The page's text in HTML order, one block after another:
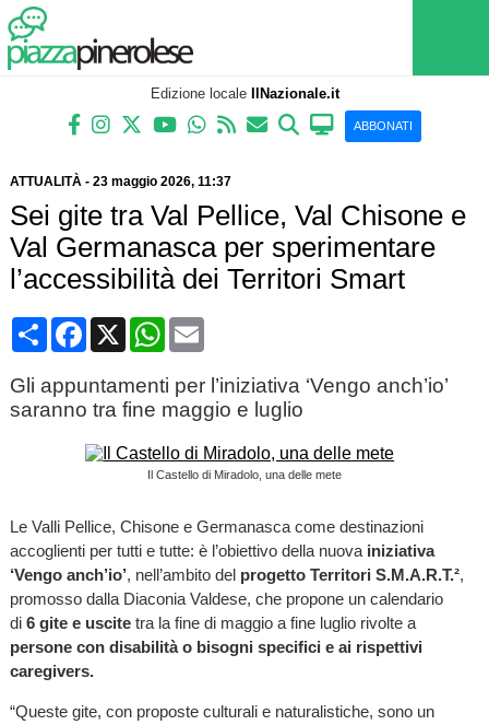
Edizione locale IlNazionale.it
ABBONATI
ATTUALITÀ- 23 maggio 2026, 11:37
Sei gite tra Val Pellice, Val Chisone e
Val Germanasca per sperimentare
l’accessibilità dei Territori Smart
CondividiFacebook
X WhatsApp
Email
Gli appuntamenti per l’iniziativa ‘Vengo anch’io’
saranno tra fine maggio e luglio
Il Castello di Miradolo, una delle mete
Le Valli Pellice, Chisone e Germanasca come destinazioni
accoglienti per tutti e tutte: è l’obiettivo della nuova iniziativa
‘Vengo anch’io’, nell’ambito del progetto Territori S.M.A.R.T.²,
promosso dalla Diaconia Valdese, che propone un calendario
di 6 gite e uscite tra la fine di maggio a fine luglio rivolte a
persone con disabilità o bisogni specifici e ai rispettivi
caregivers.
“Queste gite, con proposte culturali e naturalistiche, sono un